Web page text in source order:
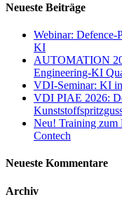
Neueste Beiträge
Webinar: Defence-
KI
AUTOMATION
Engineering-KI
VDI-Seminar: KI
VDI PIAE 2026:
Neu! Training zum
Contech
Neueste Kommentare
Archiv